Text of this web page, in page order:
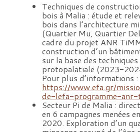
Techniques de
bois à Malia : étude et
bois dans l’architecture
(Quartier Mu, Quartier
cadre du projet ANR
construction d’un
sur la base des
protopalatiale (2023-
Pour plus d’informations :
https://www.efa.gr/
de-lefa-programme-
Secteur Pi de Malia :
en 6 campagnes menées
2020. Exploration d’un